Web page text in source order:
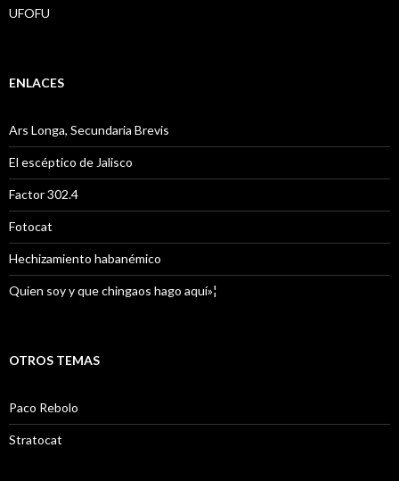
UFOFU
ENLACES
Ars Longa, Secundaria Brevis
El escéptico de Jalisco
Factor 302.4
Fotocat
Hechizamiento habanémico
Quien soy y que chingaos hago aquí»¦
OTROS TEMAS
Paco Rebolo
Stratocat